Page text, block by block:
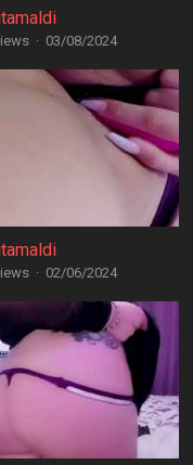
· 03/08/2024
· 02/06/2024